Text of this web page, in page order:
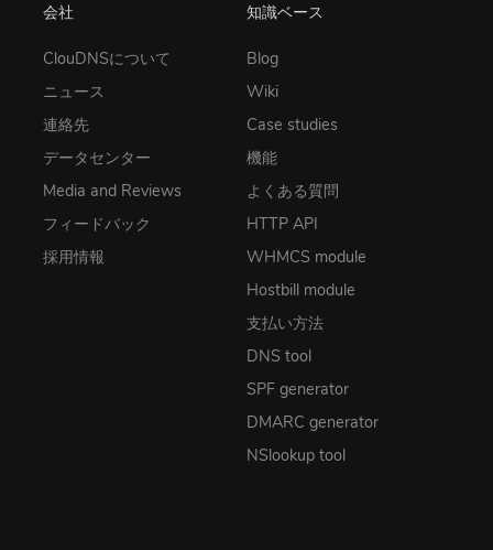
会社
ClouDNSについて
ニュース
連絡先
データセンター
Media and Reviews
フィードバック
採用情報
知識ベース
Blog
Wiki
Case studies
機能
よくある質問
HTTP API
WHMCS module
Hostbill module
支払い方法
DNS tool
SPF generator
DMARC generator
NSlookup tool